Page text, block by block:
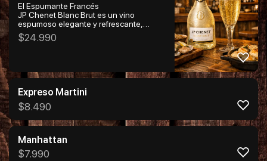
El Espumante Francés
JP Chenet Blanc Brut es un vino
espumoso elegante y refrescante,
elaborado en la región
de Languedoc, Francia, con uvas
ideal para celebraciones y maridajes
con mariscos o pescados
$24.990
Expreso Martini
$8.490
Manhattan
$7.990